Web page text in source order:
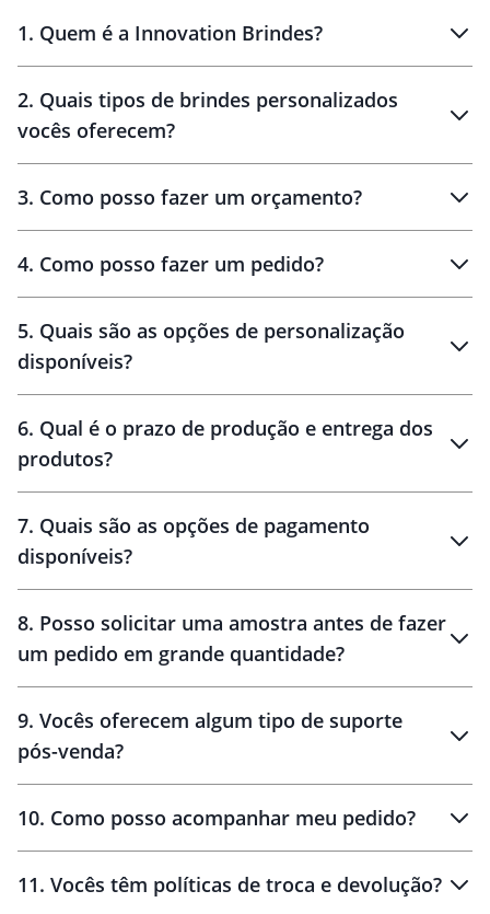
1. Quem é a Innovation Brindes?
Brindes personalizados
2. Quais tipos de brindes personalizados
vocês oferecem?
personalizados
3. Como posso fazer um orçamento?
brinde
personalização
4. Como posso fazer um pedido?
amostra virtual
5. Quais são as opções de personalização
disponíveis?
6. Qual é o prazo de produção e entrega dos
produtos?
10 dias
brinde
48 horas
7. Quais são as opções de pagamento
disponíveis?
8. Posso solicitar uma amostra antes de fazer
um pedido em grande quantidade?
amostras
9. Vocês oferecem algum tipo de suporte
pós-venda?
10. Como posso acompanhar meu pedido?
11. Vocês têm políticas de troca e devolução?